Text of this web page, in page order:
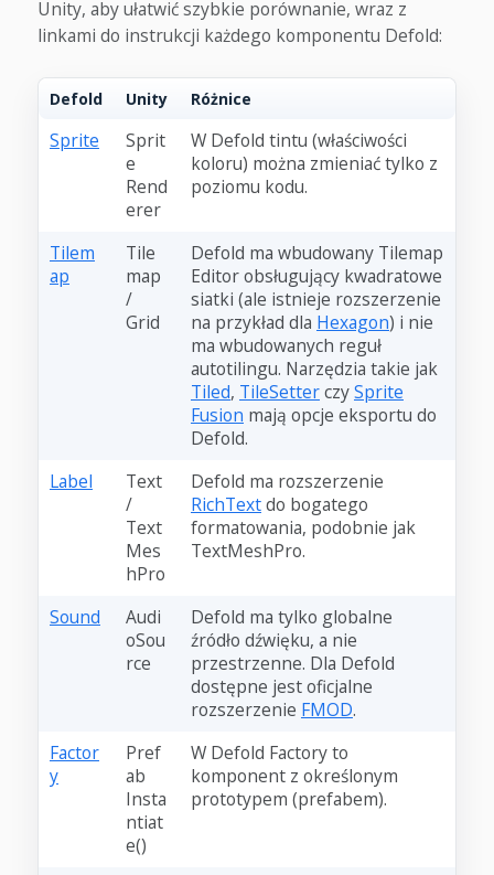
Unity, aby ułatwić szybkie porównanie, wraz z
linkami do instrukcji każdego komponentu Defold:
Defold Unity Różnice
Sprite
Sprit
e
Rend
erer
W Defold tintu (właściwości
koloru) można zmieniać tylko z
poziomu kodu.
Tilem
ap
Tile
map
/
Grid
Defold ma wbudowany Tilemap
Editor obsługujący kwadratowe
siatki (ale istnieje rozszerzenie
na przykład dla Hexagon) i nie
ma wbudowanych reguł
autotilingu. Narzędzia takie jak
Tiled, TileSetterczySprite
Fusion mają opcje eksportu do
Defold.
Label
Text
/
Text
Mes
hPro
Defold ma rozszerzenie
RichTextdo bogatego
formatowania, podobnie jak
TextMeshPro.
Sound
Audi
oSou
rce
Defold ma tylko globalne
źródło dźwięku, a nie
przestrzenne. Dla Defold
dostępne jest oficjalne
rozszerzenie FMOD.
Factor
y
Pref
ab
Insta
ntiat
e()
W Defold Factory to
komponent z określonym
prototypem (prefabem).